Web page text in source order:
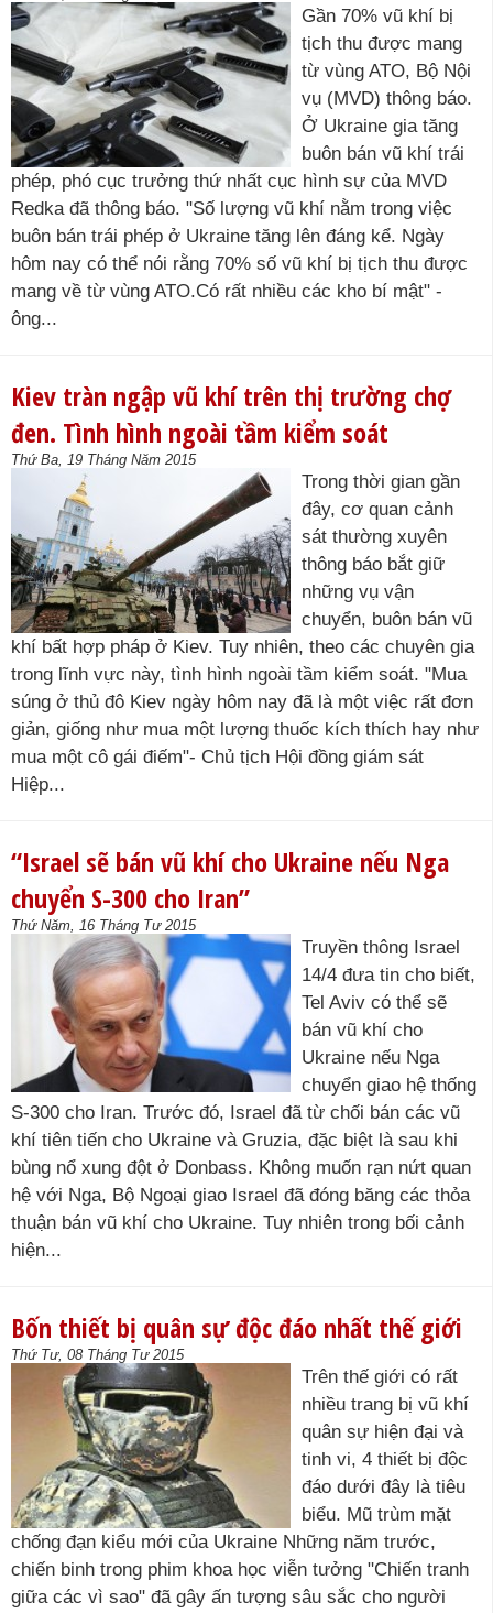
Gần 70% vũ khí bị
tịch thu được mang
từ vùng ATO, Bộ Nội
vụ (MVD) thông báo.
Ở Ukraine gia tăng
buôn bán vũ khí trái
phép, phó cục trưởng thứ nhất cục hình sự của MVD
Redka đã thông báo. "Số lượng vũ khí nằm trong việc
buôn bán trái phép ở Ukraine tăng lên đáng kể. Ngày
hôm nay có thể nói rằng 70% số vũ khí bị tịch thu được
mang về từ vùng ATO.Có rất nhiều các kho bí mật" -
ông...
Kiev tràn ngập vũ khí trên thị trường chợ
đen. Tình hình ngoài tầm kiểm soát
Thứ Ba, 19 Tháng Năm 2015
Trong thời gian gần
đây, cơ quan cảnh
sát thường xuyên
thông báo bắt giữ
những vụ vận
chuyển, buôn bán vũ
khí bất hợp pháp ở Kiev. Tuy nhiên, theo các chuyên gia
trong lĩnh vực này, tình hình ngoài tầm kiểm soát. "Mua
súng ở thủ đô Kiev ngày hôm nay đã là một việc rất đơn
giản, giống như mua một lượng thuốc kích thích hay như
mua một cô gái điếm"- Chủ tịch Hội đồng giám sát
Hiệp...
“Israel sẽ bán vũ khí cho Ukraine nếu Nga
chuyển S-300 cho Iran”
Thứ Năm, 16 Tháng Tư 2015
Truyền thông Israel
14/4 đưa tin cho biết,
Tel Aviv có thể sẽ
bán vũ khí cho
Ukraine nếu Nga
chuyển giao hệ thống
S-300 cho Iran. Trước đó, Israel đã từ chối bán các vũ
khí tiên tiến cho Ukraine và Gruzia, đặc biệt là sau khi
bùng nổ xung đột ở Donbass. Không muốn rạn nứt quan
hệ với Nga, Bộ Ngoại giao Israel đã đóng băng các thỏa
thuận bán vũ khí cho Ukraine. Tuy nhiên trong bối cảnh
hiện...
Bốn thiết bị quân sự độc đáo nhất thế giới
Thứ Tư, 08 Tháng Tư 2015
Trên thế giới có rất
nhiều trang bị vũ khí
quân sự hiện đại và
tinh vi, 4 thiết bị độc
đáo dưới đây là tiêu
biểu. Mũ trùm mặt
chống đạn kiểu mới của Ukraine Những năm trước,
chiến binh trong phim khoa học viễn tưởng "Chiến tranh
giữa các vì sao" đã gây ấn tượng sâu sắc cho người